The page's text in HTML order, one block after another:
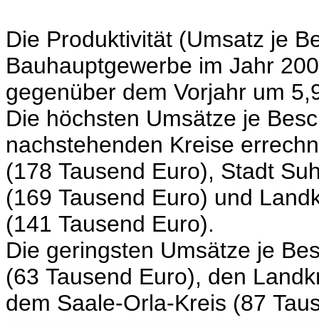
Die Produktivität (Umsatz je
Bauhauptgewerbe im Jahr
gegenüber dem Vorjahr um
Die höchsten Umsätze je
nachstehenden Kreise
(178 Tausend Euro), Stadt
(169 Tausend Euro) und
(141 Tausend Euro).
Die geringsten Umsätze je
(63 Tausend Euro), den
dem Saale-Orla-Kreis (87